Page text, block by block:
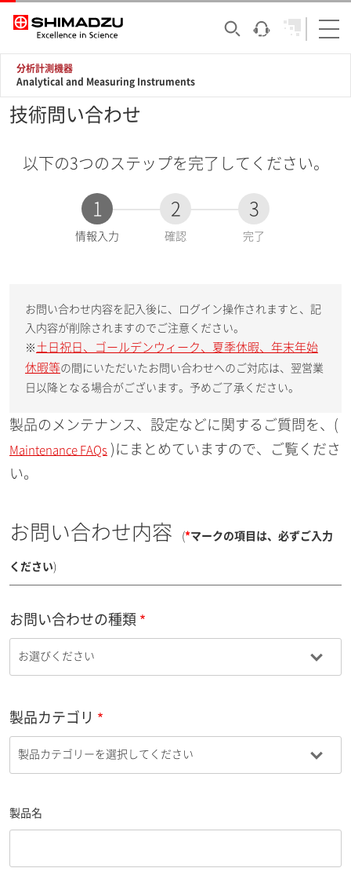
分析計測機器
Analytical and Measuring Instruments
技術問い合わせ
以下の3つのステップを完了してください。
1
現
情報入力
2
確認
3
完了
お問い合わせ内容を記入後に、ログイン操作されますと、記
入内容が削除されますのでご注意ください。
※ 土日祝日、ゴールデンウィーク、夏季休暇、年末年始
休暇等の間にいただいたお問い合わせへのご対応は、翌営業
日以降となる場合がございます。予めご了承ください。
製品のメンテナンス、設定などに関するご質問を、(
Maintenance FAQs )にまとめていますので、ご覧くださ
い。
お問い合わせ内容 (*マークの項目は、必ずご入力
ください)
お問い合わせの種類
製品カテゴリ
製品名